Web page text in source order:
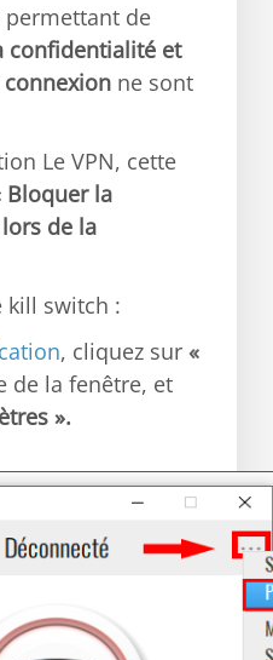
de
confidentialité et
ne sont
Le VPN, cette
Bloquer la
de la
kill switch :
, cliquez sur «
de la fenêtre, et
».